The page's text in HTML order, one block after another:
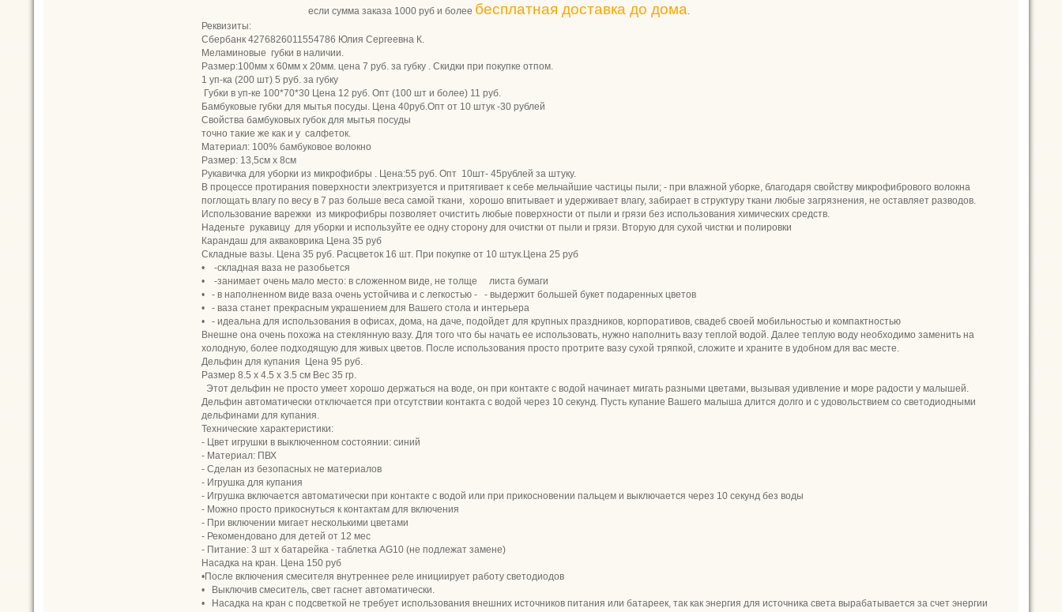
если сумма заказа 1000 руб и более бесплатная доставка до дома.
Реквизиты:
Сбербанк 4276826011554786 Юлия Сергеевна К.
Меламиновые губки в наличии.
Размер:100мм х 60мм х 20мм. цена 7 руб. за губку . Скидки при покупке отпом.
1 уп-ка (200 шт) 5 руб. за губку
Губки в уп-ке 100*70*30 Цена 12 руб. Опт (100 шт и более) 11 руб.
Бамбуковые губки для мытья посуды. Цена 40руб.Опт от 10 штук -30 рублей
Свойства бамбуковых губок для мытья посуды
точно такие же как и у салфеток.
Материал: 100% бамбуковое волокно
Размер: 13,5см х 8см
Рукавичка для уборки из микрофибры . Цена:55 руб. Опт 10шт- 45рублей за штуку.
В процессе протирания поверхности электризуется и притягивает к себе мельчайшие частицы пыли; - при влажной уборке, благодаря свойству микрофибрового волокна
поглощать влагу по весу в 7 раз больше веса самой ткани, хорошо впитывает и удерживает влагу, забирает в структуру ткани любые загрязнения, не оставляет разводов.
Использование варежки из микрофибры позволяет очистить любые поверхности от пыли и грязи без использования химических средств.
Наденьте рукавицу для уборки и используйте ее одну сторону для очистки от пыли и грязи. Вторую для сухой чистки и полировки
Карандаш для акваковрика Цена 35 руб
Складные вазы. Цена 35 руб. Расцветок 16 шт. При покупке от 10 штук.Цена 25 руб
• -складная ваза не разобьется
• -занимает очень мало место: в сложенном виде, не толще листа бумаги
• - в наполненном виде ваза очень устойчива и с легкостью - - выдержит большей букет подаренных цветов
• - ваза станет прекрасным украшением для Вашего стола и интерьера
• - идеальна для использования в офисах, дома, на даче, подойдет для крупных праздников, корпоративов, свадеб своей мобильностью и компактностью
Внешне она очень похожа на стеклянную вазу. Для того что бы начать ее использовать, нужно наполнить вазу теплой водой. Далее теплую воду необходимо заменить на
холодную, более подходящую для живых цветов. После использования просто протрите вазу сухой тряпкой, сложите и храните в удобном для вас месте.
Дельфин для купания Цена 95 руб.
Размер 8.5 х 4.5 х 3.5 см Вес 35 гр.
Этот дельфин не просто умеет хорошо держаться на воде, он при контакте с водой начинает мигать разными цветами, вызывая удивление и море радости у малышей.
Дельфин автоматически отключается при отсутствии контакта с водой через 10 секунд. Пусть купание Вашего малыша длится долго и с удовольствием со светодиодными
дельфинами для купания.
Технические характеристики:
- Цвет игрушки в выключенном состоянии: синий
- Материал: ПВХ
- Сделан из безопасных не материалов
- Игрушка для купания
- Игрушка включается автоматически при контакте с водой или при прикосновении пальцем и выключается через 10 секунд без воды
- Можно просто прикоснуться к контактам для включения
- При включении мигает несколькими цветами
- Рекомендовано для детей от 12 мес
- Питание: 3 шт х батарейка - таблетка AG10 (не подлежат замене)
Насадка на кран. Цена 150 руб
•После включения смесителя внутреннее реле инициирует работу светодиодов
• Выключив смеситель, свет гаснет автоматически.
• Насадка на кран с подсветкой не требует использования внешних источников питания или батареек, так как энергия для источника света вырабатывается за счет энергии